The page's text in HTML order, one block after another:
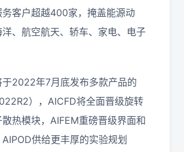
务客户超越400家，掩盖能源动
、航空航天、轿车、家电、电子
于2022年7月底发布多款产品的
），AICFD将全面晋级旋转
热模块，AIFEM重磅晋级界面和
供给更丰厚的实验规划